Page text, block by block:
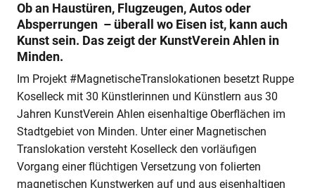
Ob an Haustüren, Flugzeugen, Autos oder
Absperrungen – überall wo Eisen ist, kann auch
Kunst sein. Das zeigt der KunstVerein Ahlen in
Minden.
Im Projekt #MagnetischeTranslokationen besetzt Ruppe
Koselleck mit 30 Künstlerinnen und Künstlern aus 30
Jahren KunstVerein Ahlen eisenhaltige Oberflächen im
Stadtgebiet von Minden. Unter einer Magnetischen
Translokation versteht Koselleck den vorläufigen
Vorgang einer flüchtigen Versetzung von folierten
magnetischen Kunstwerken auf und aus eisenhaltigen